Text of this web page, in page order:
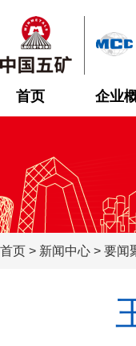
首页 企业
首页 > 新闻中心 > 要闻